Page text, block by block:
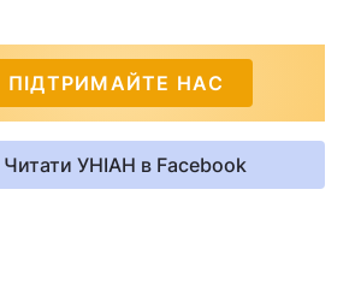
ПІДТРИМАЙТЕ НАС
Читати УНІАН в Facebook